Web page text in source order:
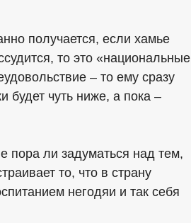
получается, если хамье
то это «национальные
– то ему сразу
будет чуть ниже, а пока –
пора ли задуматься над тем,
то, что в страну
негодяи и так себя